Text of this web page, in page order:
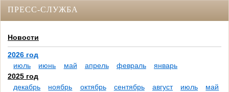
ПРЕСС-СЛУЖБА
Новости
2026 год
июль
июнь май апрель февраль
январь
2025 год
декабрь
ноябрь октябрь сентябрь август июль
май